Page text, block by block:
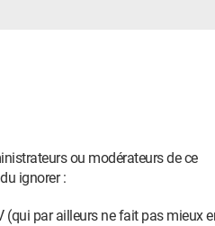
ou modérateurs de ce
ignorer :
(qui par ailleurs ne fait pas mieux